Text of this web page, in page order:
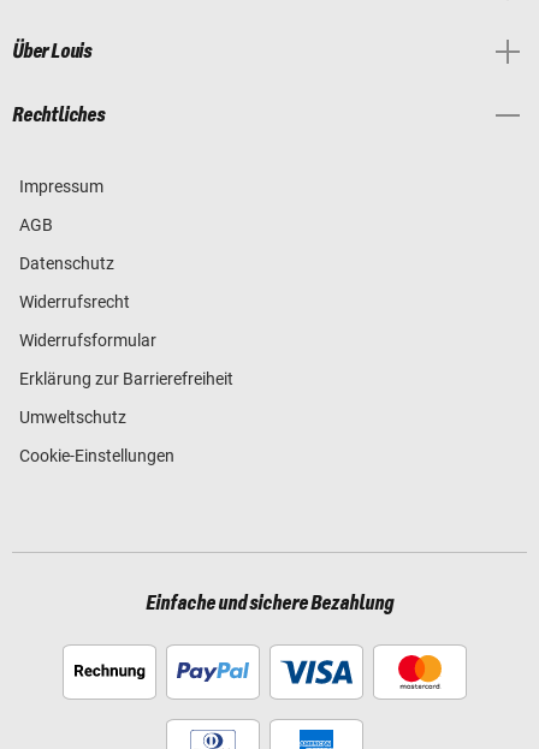
Über Louis
Rechtliches
Impressum
AGB
Datenschutz
Widerrufsrecht
Widerrufsformular
Erklärung zur Barrierefreiheit
Umweltschutz
Cookie-Einstellungen
Einfache und sichere Bezahlung